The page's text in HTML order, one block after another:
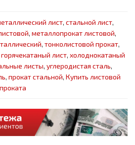
лист, стальной лист,
, металлопрокат листовой,
, тонколистовой прокат,
горячекатаный лист, холоднокатаный
листы, углеродистая сталь,
, прокат стальной, Купить листовой